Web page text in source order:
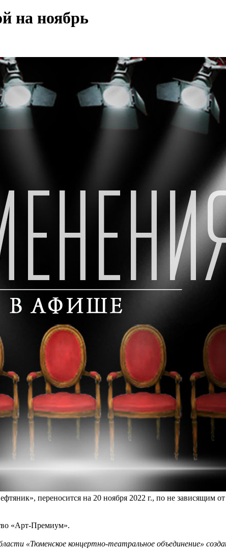
на ноябрь
переносится на 20 ноября 2022 г., по не зависящим
«Арт-Премиум».
«Тюменское концертно-театральное объединение»